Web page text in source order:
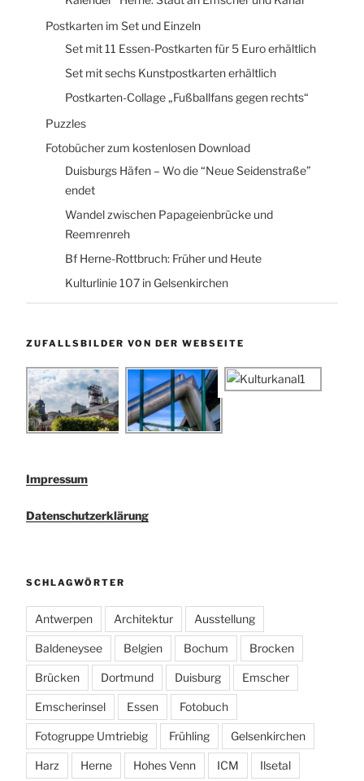
Postkarten im Set und Einzeln
Set mit 11 Essen-Postkarten für 5 Euro erhältlich
Set mit sechs Kunstpostkarten erhältlich
Postkarten-Collage „Fußballfans gegen rechts“
Puzzles
Fotobücher zum kostenlosen Download
Duisburgs Häfen – Wo die “Neue Seidenstraße”
endet
Wandel zwischen Papageienbrücke und
Reemrenreh
Bf Herne-Rottbruch: Früher und Heute
Kulturlinie 107 in Gelsenkirchen
ZUFALLSBILDER VON DER WEBSEITE
Impressum
Datenschutzerklärung
SCHLAGWÖRTER
Antwerpen Architektur Ausstellung
Baldeneysee Belgien Bochum Brocken
Brücken Dortmund Duisburg Emscher
Emscherinsel Essen Fotobuch
Fotogruppe Umtriebig Frühling Gelsenkirchen
Harz Herne Hohes Venn ICM Ilsetal